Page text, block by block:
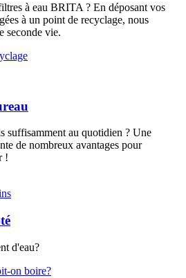
à eau BRITA ? En déposant vos
à un point de recyclage, nous
seconde vie.
suffisamment au quotidien ? Une
de nombreux avantages pour
!
d'eau?
on boire?